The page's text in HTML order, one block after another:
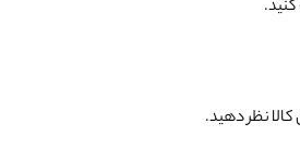
نظر دهید.